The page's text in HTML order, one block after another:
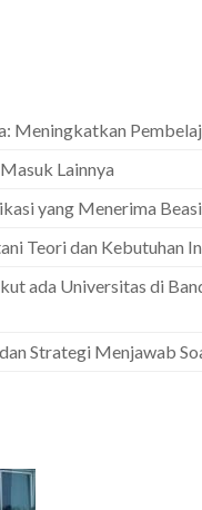
Meningkatkan
Lainnya
yang Menerima
Teori dan Kebutuhan
ada Universitas di
Strategi Menjawab